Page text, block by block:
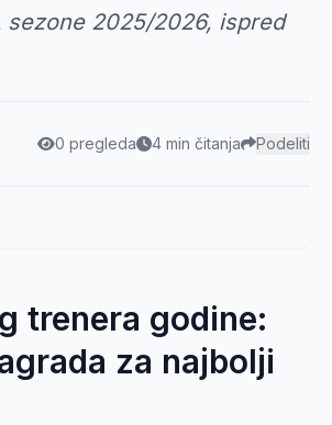
sezone 2025/2026, ispred
0 pregleda 4 min čitanja Podeliti
trenera godine:
za najbolji